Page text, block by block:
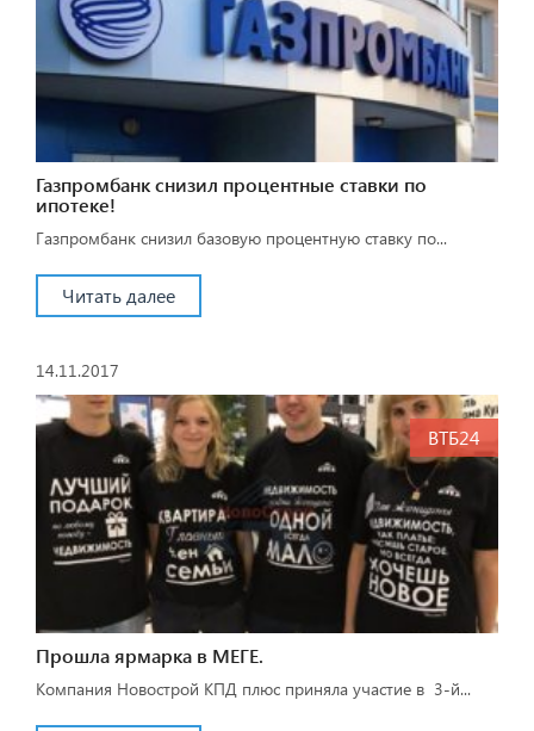
Газпромбанк снизил процентные ставки по
ипотеке!
Газпромбанк снизил базовую процентную ставку по...
Читать далее
14.11.2017
ВТБ24
Прошла ярмарка в МЕГЕ.
Компания Новострой КПД плюс приняла участие в 3-й...